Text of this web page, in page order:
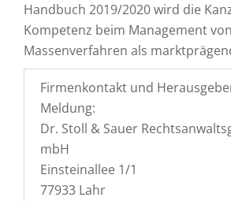
Handbuch 2019/2020 wird die
Kompetenz beim Management von
Massenverfahren als
Firmenkontakt und
Meldung:
Dr. Stoll & Sauer
mbH
Einsteinallee 1/1
77933 Lahr